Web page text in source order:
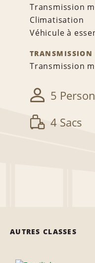
Transmission
Climatisation
Véhicule à
TRANSMISSION
Transmission
5
4 Sacs
AUTRES CLASSES